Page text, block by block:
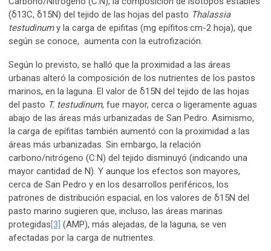
(δ13C, δ15N) del tejido de las hojas del pasto Thalassia
testudinumy la carga de epifitas (mg epífitos·cm-2 hoja), que
según se conoce, aumenta con la eutrofización.
Según lo previsto, se halló que la proximidad a las áreas
urbanas alteró la composición de los nutrientes de los pastos
marinos, en la laguna. El valor de δ15N del tejido de las hojas
del pasto T. testudinum, fue mayor, cerca o ligeramente aguas
abajo de las áreas más urbanizadas de San Pedro. Asimismo,
la carga de epífitas también aumentó con la proximidad a las
áreas más urbanizadas. Sin embargo, la relación
carbono/nitrógeno (C:N) del tejido disminuyó (indicando una
mayor cantidad de N). Y aunque los efectos son mayores,
cerca de San Pedro y en los desarrollos periféricos, los
patrones de distribución espacial, en los valores de δ15N del
pasto marino sugieren que, incluso, las áreas marinas
protegidas [3] (AMP), más alejadas, de la laguna, se ven
afectadas por la carga de nutrientes.